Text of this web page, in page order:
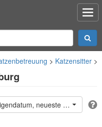
Katzensitter
neueste oben